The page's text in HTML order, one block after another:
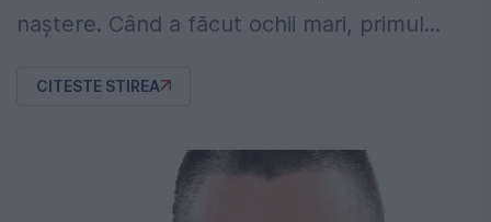
naştere. Când a făcut ochii mari, primul...
CITESTE STIREA